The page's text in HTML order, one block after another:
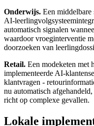
Onderwijs. Een
AI-
automatisch signalen
waardoor vroeginterventie
doorzoeken van
Retail. Een modeketen met
implementeerde AI-
klantvragen -
nu automatisch
richt op complexe gevallen.
Lokale